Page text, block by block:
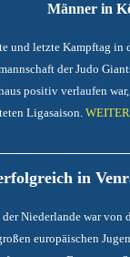
Männer in
und letzte Kampftag in
der Judo
positiv verlaufen
Ligasaison.WEITER
in
Niederlande war von
europäischen